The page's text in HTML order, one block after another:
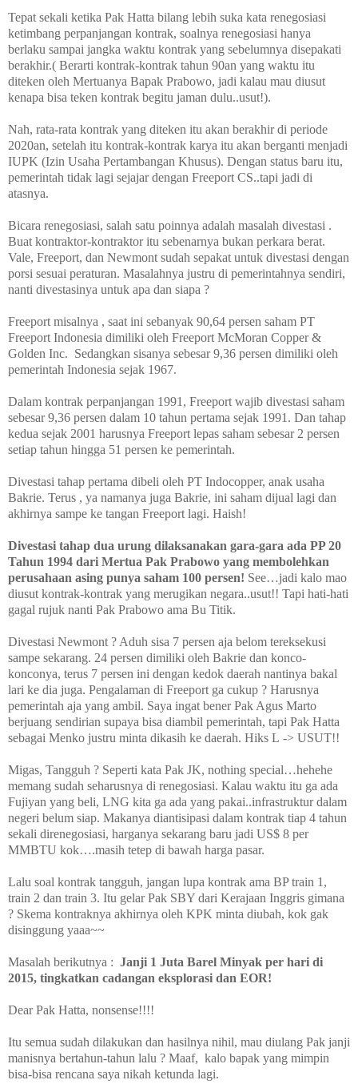
Tepat sekali ketika Pak Hatta bilang lebih suka kata renegosiasi
ketimbang perpanjangan kontrak, soalnya renegosiasi hanya
berlaku sampai jangka waktu kontrak yang sebelumnya disepakati
berakhir.( Berarti kontrak-kontrak tahun 90an yang waktu itu
diteken oleh Mertuanya Bapak Prabowo, jadi kalau mau diusut
kenapa bisa teken kontrak begitu jaman dulu..usut!).
Nah, rata-rata kontrak yang diteken itu akan berakhir di periode
2020an, setelah itu kontrak-kontrak karya itu akan berganti menjadi
IUPK (Izin Usaha Pertambangan Khusus). Dengan status baru itu,
pemerintah tidak lagi sejajar dengan Freeport CS..tapi jadi di
atasnya.
Bicara renegosiasi, salah satu poinnya adalah masalah divestasi .
Buat kontraktor-kontraktor itu sebenarnya bukan perkara berat.
Vale, Freeport, dan Newmont sudah sepakat untuk divestasi dengan
porsi sesuai peraturan. Masalahnya justru di pemerintahnya sendiri,
nanti divestasinya untuk apa dan siapa ?
Freeport misalnya , saat ini sebanyak 90,64 persen saham PT
Freeport Indonesia dimiliki oleh Freeport McMoran Copper &
Golden Inc. Sedangkan sisanya sebesar 9,36 persen dimiliki oleh
pemerintah Indonesia sejak 1967.
Dalam kontrak perpanjangan 1991, Freeport wajib divestasi saham
sebesar 9,36 persen dalam 10 tahun pertama sejak 1991. Dan tahap
kedua sejak 2001 harusnya Freeport lepas saham sebesar 2 persen
setiap tahun hingga 51 persen ke pemerintah.
Divestasi tahap pertama dibeli oleh PT Indocopper, anak usaha
Bakrie. Terus , ya namanya juga Bakrie, ini saham dijual lagi dan
akhirnya sampe ke tangan Freeport lagi. Haish!
Divestasi tahap dua urung dilaksanakan gara-gara ada PP 20
Tahun 1994 dari Mertua Pak Prabowo yang membolehkan
perusahaan asing punya saham 100 persen! See…jadi kalo mao
diusut kontrak-kontrak yang merugikan negara..usut!! Tapi hati-hati
gagal rujuk nanti Pak Prabowo ama Bu Titik.
Divestasi Newmont ? Aduh sisa 7 persen aja belom tereksekusi
sampe sekarang. 24 persen dimiliki oleh Bakrie dan konco-
konconya, terus 7 persen ini dengan kedok daerah nantinya bakal
lari ke dia juga. Pengalaman di Freeport ga cukup ? Harusnya
pemerintah aja yang ambil. Saya ingat bener Pak Agus Marto
berjuang sendirian supaya bisa diambil pemerintah, tapi Pak Hatta
sebagai Menko justru minta dikasih ke daerah. Hiks L -> USUT!!
Migas, Tangguh ? Seperti kata Pak JK, nothing special…hehehe
memang sudah seharusnya di renegosiasi. Kalau waktu itu ga ada
Fujiyan yang beli, LNG kita ga ada yang pakai..infrastruktur dalam
negeri belum siap. Makanya diantisipasi dalam kontrak tiap 4 tahun
sekali direnegosiasi, harganya sekarang baru jadi US$ 8 per
MMBTU kok….masih tetep di bawah harga pasar.
Lalu soal kontrak tangguh, jangan lupa kontrak ama BP train 1,
train 2 dan train 3. Itu gelar Pak SBY dari Kerajaan Inggris gimana
? Skema kontraknya akhirnya oleh KPK minta diubah, kok gak
disinggung yaaa~~
Masalah berikutnya : Janji 1 Juta Barel Minyak per hari di
2015, tingkatkan cadangan eksplorasi dan EOR!
Dear Pak Hatta, nonsense!!!!
Itu semua sudah dilakukan dan hasilnya nihil, mau diulang Pak janji
manisnya bertahun-tahun lalu ? Maaf, kalo bapak yang mimpin
bisa-bisa rencana saya nikah ketunda lagi.